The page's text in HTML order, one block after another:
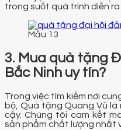
trong suốt quá trình diễn ra
Mẫu 13
3. Mua quà tặng
Bắc Ninh uy tín?
Trong việc tìm kiếm nơi
bộ, Quà tặng Quang Vũ
cậy. Chúng tôi cam kết
sản phẩm chất lượng nhất